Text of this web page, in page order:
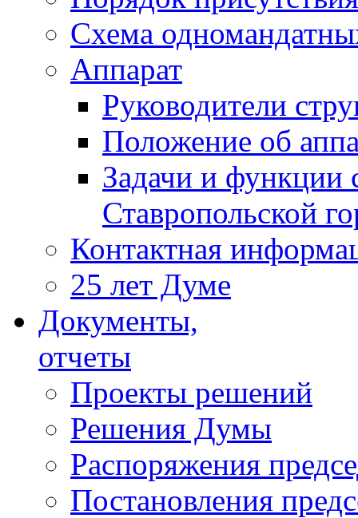
Схема
Аппарат
Руководители
Положение об
Задачи и функции
Ставропольской
Контактная
25 лет Думе
Документы,
отчеты
Проекты решений
Решения Думы
Распоряжения
Постановления